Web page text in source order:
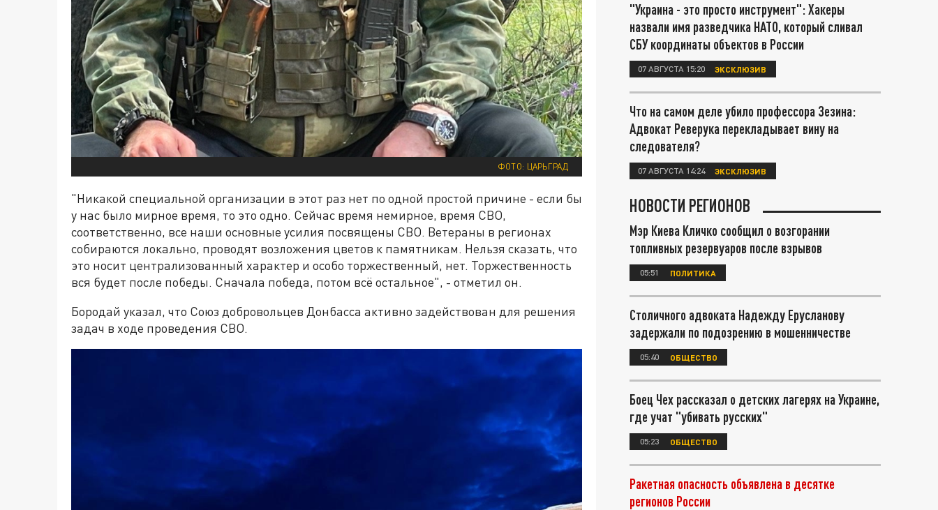
ФОТО: ЦАРЬГРАД
"Никакой специальной организации в этот раз нет по одной простой причине - если бы
у нас было мирное время, то это одно. Сейчас время немирное, время СВО,
соответственно, все наши основные усилия посвящены СВО. Ветераны в регионах
собираются локально, проводят возложения цветов к памятникам. Нельзя сказать, что
это носит централизованный характер и особо торжественный, нет. Торжественность
вся будет после победы. Сначала победа, потом всё остальное", - отметил он.
Бородай указал, что Союз добровольцев Донбасса активно задействован для решения
задач в ходе проведения СВО.
"Украина - это просто инструмент": Хакеры
назвали имя разведчика НАТО, который сливал
СБУ координаты объектов в России
07 АВГУСТА 15:20 ЭКСКЛЮЗИВ
Что на самом деле убило профессора Зезина:
Адвокат Реверука перекладывает вину на
следователя?
07 АВГУСТА 14:24 ЭКСКЛЮЗИВ
НОВОСТИ РЕГИОНОВ
Мэр Киева Кличко сообщил о возгорании
топливных резервуаров после взрывов
05:51 ПОЛИТИКА
Столичного адвоката Надежду Ерусланову
задержали по подозрению в мошенничестве
05:40 ОБЩЕСТВО
Боец Чех рассказал о детских лагерях на Украине,
где учат "убивать русских"
05:23 ОБЩЕСТВО
Ракетная опасность объявлена в десятке
регионов России